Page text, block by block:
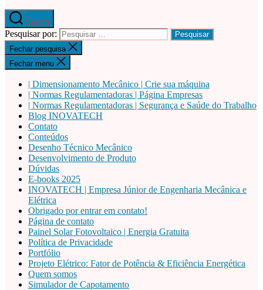
Search
Pesquisar por:
Fechar pesquisa
Fechar menu
| Dimensionamento Mecânico | Crie sua máquina
| Normas Regulamentadoras | Página Empresas
| Normas Regulamentadoras | Segurança e Saúde do Trabalho
Blog INOVATECH
Contato
Conteúdos
Desenho Técnico Mecânico
Desenvolvimento de Produto
Dúvidas
E-books 2025
INOVATECH | Empresa Júnior de Engenharia Mecânica e
Elétrica
Obrigado por entrar em contato!
Página de contato
Painel Solar Fotovoltaico | Energia Gratuita
Política de Privacidade
Portfólio
Projeto Elétrico: Fator de Potência & Eficiência Energética
Quem somos
Simulador de Capotamento